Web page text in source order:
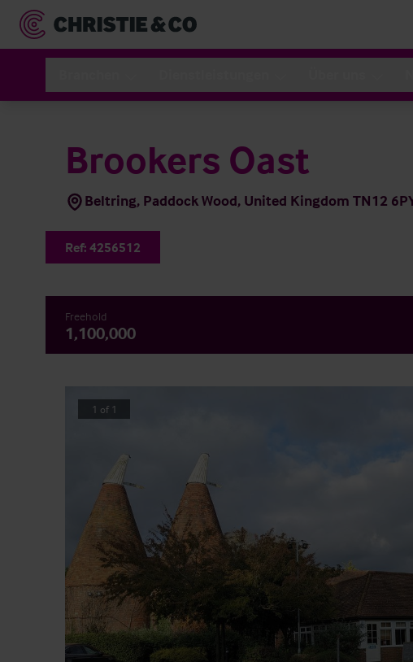
Brookers Oast
Beltring, Paddock Wood, United Kingdom TN12
Ref: 4256512
Freehold
1,100,000
1 of 1